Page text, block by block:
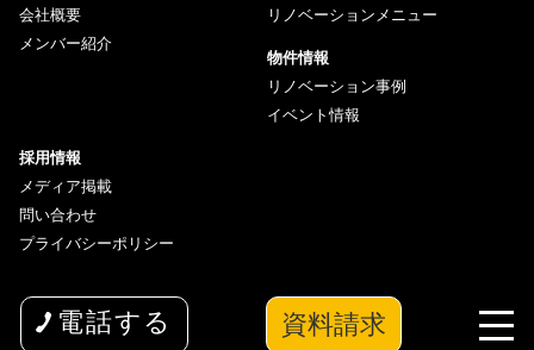
電話する 資料請求
会社概要
メンバー紹介
リノベーションメニュー
物件情報
リノベーション事例
イベント情報
採用情報
メディア掲載
問い合わせ
プライバシーポリシー
copyright© 2026 wakuwaku Inc All Rights Reserved.